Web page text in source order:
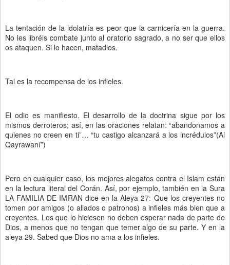
La tentación de la idolatría es peor que la carnicería en la guerra.
No les libréis combate junto al oratorio sagrado, a no ser que ellos
os ataquen. Si lo hacen, matadlos.
Tal es la recompensa de los infieles.
El odio es manifiesto. El desarrollo de la doctrina sigue por los
mismos derroteros; así, en las oraciones relatan: “abandonamos a
quienes no creen en ti”… “tu castigo alcanzará a los incrédulos”(Al
Qayrawaní”)
Pero en cualquier caso, los mejores alegatos contra el Islam están
en la lectura literal del Corán. Así, por ejemplo, también en la Sura
LA FAMILIA DE IMRAN dice en la Aleya 27: Que los creyentes no
tomen por amigos (o aliados o patronos) a infieles más bien que a
creyentes. Los que lo hiciesen no deben esperar nada de parte de
Dios, a menos que no tengan que temer algo de su parte. Y en la
aleya 29. Sabed que Dios no ama a los infieles.